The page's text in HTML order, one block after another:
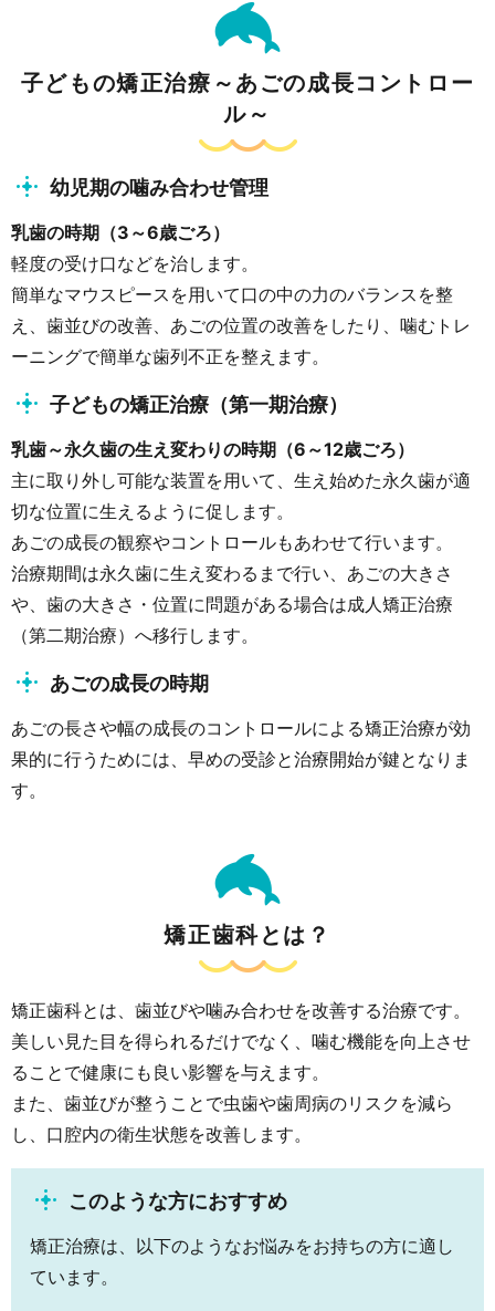
子どもの矯正治療～あごの成長コントロー
ル～
幼児期の噛み合わせ管理
乳歯の時期（3～6歳ごろ）
軽度の受け口などを治します。
簡単なマウスピースを用いて口の中の力のバランスを整
え、歯並びの改善、あごの位置の改善をしたり、噛むトレ
ーニングで簡単な歯列不正を整えます。
子どもの矯正治療（第一期治療）
乳歯～永久歯の生え変わりの時期（6～12歳ごろ）
主に取り外し可能な装置を用いて、生え始めた永久歯が適
切な位置に生えるように促します。
あごの成長の観察やコントロールもあわせて行います。
治療期間は永久歯に生え変わるまで行い、あごの大きさ
や、歯の大きさ・位置に問題がある場合は成人矯正治療
（第二期治療）へ移行します。
あごの成長の時期
あごの長さや幅の成長のコントロールによる矯正治療が効
果的に行うためには、早めの受診と治療開始が鍵となりま
す。
矯正歯科とは？
矯正歯科とは、歯並びや噛み合わせを改善する治療です。
美しい見た目を得られるだけでなく、噛む機能を向上させ
ることで健康にも良い影響を与えます。
また、歯並びが整うことで虫歯や歯周病のリスクを減ら
し、口腔内の衛生状態を改善します。
このような方におすすめ
矯正治療は、以下のようなお悩みをお持ちの方に適し
ています。